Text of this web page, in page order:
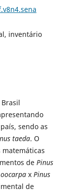
inventário
sendo as
taeda. O
de Pinus
xPinus
de